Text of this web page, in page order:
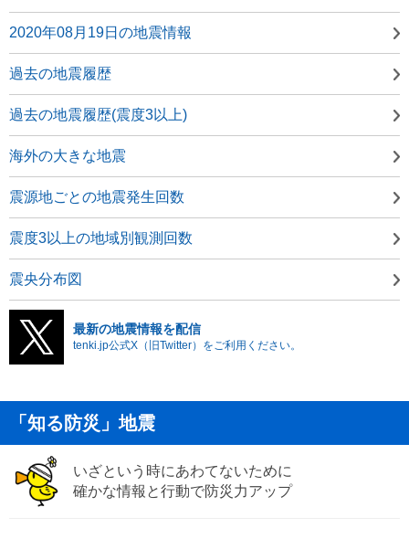
2020年08月19日の地震情報
過去の地震履歴
過去の地震履歴(震度3以上)
海外の大きな地震
震源地ごとの地震発生回数
震度3以上の地域別観測回数
震央分布図
最新の地震情報を配信
tenki.jp公式X（旧Twitter）をご利用ください。
「知る防災」地震
いざという時にあわてないために
確かな情報と行動で防災力アップ